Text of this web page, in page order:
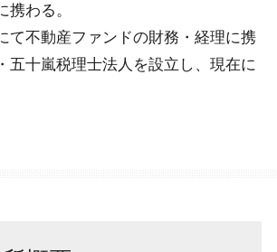
携わる。
て不動産ファンドの財務・経理に携
五十嵐税理士法人を設立し、現在に